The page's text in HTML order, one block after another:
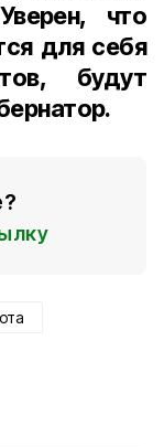
что
для себя
будут